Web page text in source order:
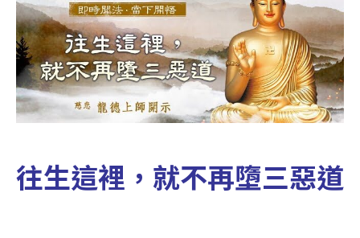
往生這裡，就不再墮三惡道